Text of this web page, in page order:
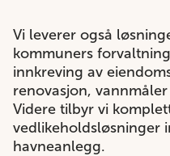
Vi leverer også
kommuners
innkreving av
renovasjon,
Videre tilbyr vi
vedlikeholdsløsninger
havneanlegg.